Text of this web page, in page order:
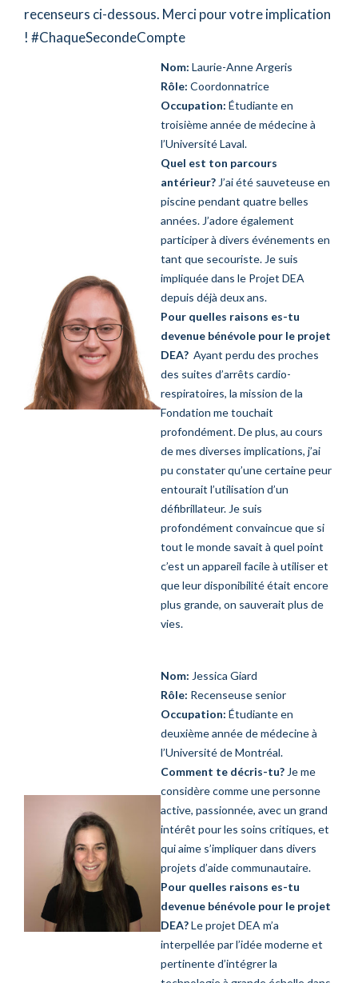
recenseurs ci-dessous. Merci pour votre implication
! #ChaqueSecondeCompte
Nom: Laurie-Anne Argeris
Rôle: Coordonnatrice
Occupation: Étudiante en
troisième année de médecine à
l’Université Laval.
Quel est ton parcours
antérieur? J’ai été sauveteuse en
piscine pendant quatre belles
années. J’adore également
participer à divers événements en
tant que secouriste. Je suis
impliquée dans le Projet DEA
depuis déjà deux ans.
Pour quelles raisons es-tu
devenue bénévole pour le projet
DEA? Ayant perdu des proches
des suites d’arrêts cardio-
respiratoires, la mission de la
Fondation me touchait
profondément. De plus, au cours
de mes diverses implications, j’ai
pu constater qu’une certaine peur
entourait l’utilisation d’un
défibrillateur. Je suis
profondément convaincue que si
tout le monde savait à quel point
c’est un appareil facile à utiliser et
que leur disponibilité était encore
plus grande, on sauverait plus de
vies.
Nom: Jessica Giard
Rôle: Recenseuse senior
Occupation: Étudiante en
deuxième année de médecine à
l’Université de Montréal.
Comment te décris-tu? Je me
considère comme une personne
active, passionnée, avec un grand
intérêt pour les soins critiques, et
qui aime s’impliquer dans divers
projets d’aide communautaire.
Pour quelles raisons es-tu
devenue bénévole pour le projet
DEA?Le projet DEA m’a
interpellée par l’idée moderne et
pertinente d’intégrer la